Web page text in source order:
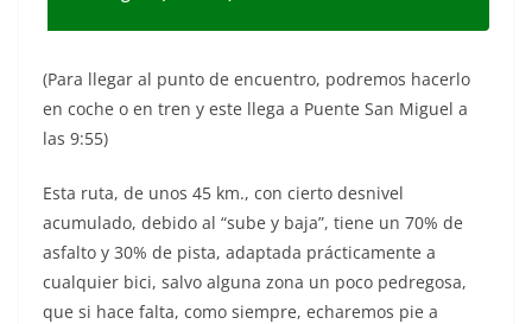
(Para llegar al punto de encuentro, podremos hacerlo
en coche o en tren y este llega a Puente San Miguel a
las 9:55)
Esta ruta, de unos 45 km., con cierto desnivel
acumulado, debido al “sube y baja”, tiene un 70% de
asfalto y 30% de pista, adaptada prácticamente a
cualquier bici, salvo alguna zona un poco pedregosa,
que si hace falta, como siempre, echaremos pie a